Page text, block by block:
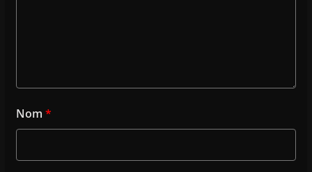
Nom *